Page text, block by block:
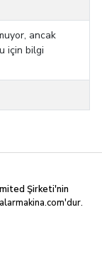
ancak
için bilgi
Şirketi'nin
'dur.